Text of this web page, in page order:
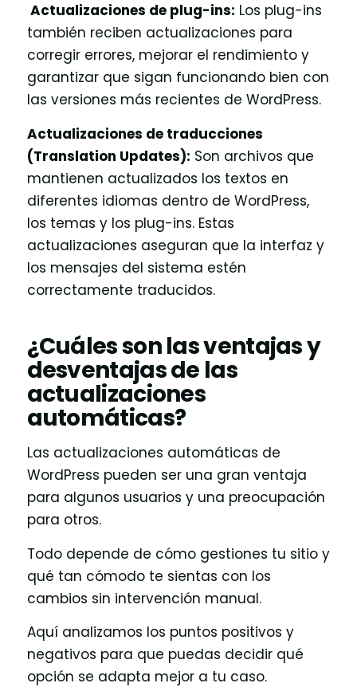
Actualizaciones de plug-ins: Los plug-ins
también reciben actualizaciones para
corregir errores, mejorar el rendimiento y
garantizar que sigan funcionando bien con
las versiones más recientes de WordPress.
Actualizaciones de traducciones
(Translation Updates): Son archivos que
mantienen actualizados los textos en
diferentes idiomas dentro de WordPress,
los temas y los plug-ins. Estas
actualizaciones aseguran que la interfaz y
los mensajes del sistema estén
correctamente traducidos.
¿Cuáles son las ventajas y
desventajas de las
actualizaciones
automáticas?
Las actualizaciones automáticas de
WordPress pueden ser una gran ventaja
para algunos usuarios y una preocupación
para otros.
Todo depende de cómo gestiones tu sitio y
qué tan cómodo te sientas con los
cambios sin intervención manual.
Aquí analizamos los puntos positivos y
negativos para que puedas decidir qué
opción se adapta mejor a tu caso.